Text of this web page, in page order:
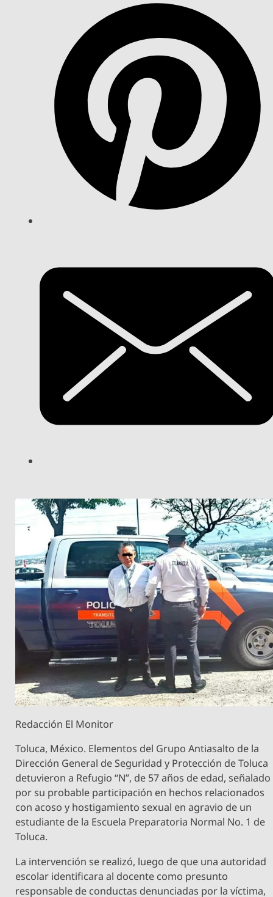
Redacción El Monitor
Toluca, México. Elementos del Grupo Antiasalto de la
Dirección General de Seguridad y Protección de Toluca
detuvieron a Refugio “N”, de 57 años de edad, señalado
por su probable participación en hechos relacionados
con acoso y hostigamiento sexual en agravio de un
estudiante de la Escuela Preparatoria Normal No. 1 de
Toluca.
La intervención se realizó, luego de que una autoridad
escolar identificara al docente como presunto
responsable de conductas denunciadas por la víctima,